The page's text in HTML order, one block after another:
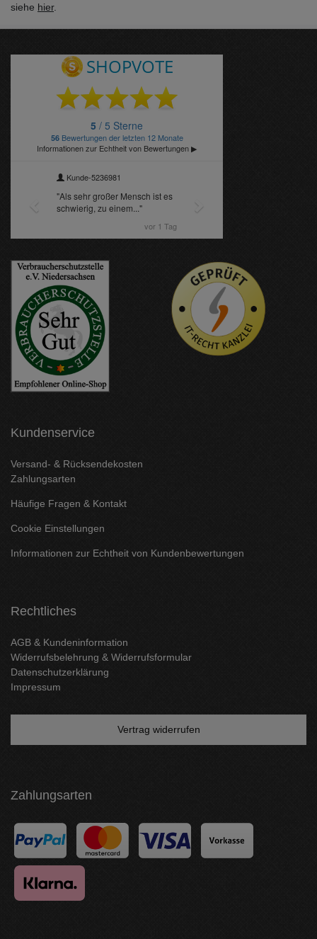
siehe hier.
Kundenservice
Versand- & Rücksendekosten
Zahlungsarten
Häufige Fragen & Kontakt
Cookie Einstellungen
Informationen zur Echtheit von Kundenbewertungen
Rechtliches
AGB & Kundeninformation
Widerrufsbelehrung & Widerrufsformular
Datenschutzerklärung
Impressum
Vertrag widerrufen
Zahlungsarten